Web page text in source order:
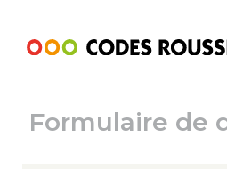
ESPACE ÉLÈVE
Formulaire de